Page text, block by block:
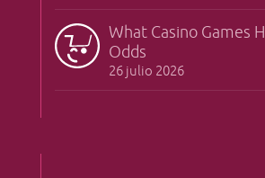
What Casino Games
Odds
26 julio 2026